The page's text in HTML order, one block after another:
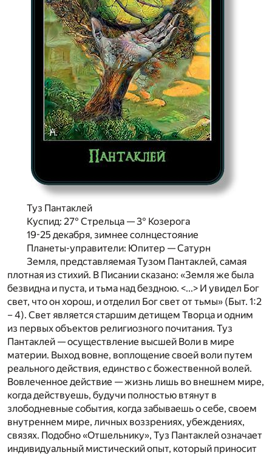
Туз Пантаклей
Куспид: 27° Стрельца — 3° Козерога
19-25 декабря, зимнее солнцестояние
Планеты-управители: Юпитер — Сатурн
Земля, представляемая Тузом Пантаклей, самая
плотная из стихий. В Писании сказано: «Земля же была
безвидна и пуста, и тьма над бездною. <...> И увидел Бог
свет, что он хорош, и отделил Бог свет от тьмы» (Быт. 1:2
– 4). Свет является старшим детищем Творца и одним
из первых объектов религиозного почитания. Туз
Пантаклей — осуществление высшей Воли в мире
материи. Выход вовне, воплощение своей воли путем
реального действия, единство с божественной волей.
Вовлеченное действие — жизнь лишь во внешнем мире,
когдадействуешь, будучи полностью втянут в
злободневные события, когда забываешь о себе, своем
внутреннем мире, личных воззрениях, убеждениях,
связях. Подобно «Отшельнику», Туз Пантаклей означает
индивидуальный мистический опыт, который приносит